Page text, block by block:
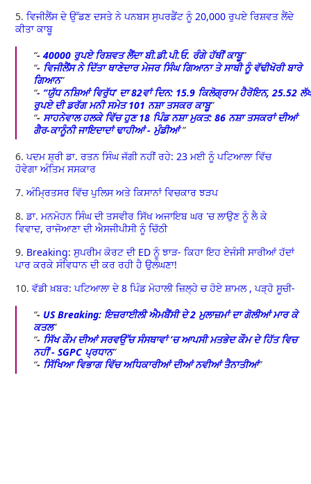
5.ਵਿਜੀਲੈਂਸ ਦੇ ਉੱਡਣ ਦਸਤੇ ਨੇ ਪਨਬਸ ਸੁਪਰਡੈਂਟ ਨੂੰ 20,000 ਰੁਪਏ ਰਿਸ਼ਵਤ ਲੈਂਦੇ
ਕੀਤਾ ਕਾਬੂ
-40000 ਰੁਪਏ ਰਿਸ਼ਵਤ ਲੈਂਦਾ ਬੀ.ਡੀ.ਪੀ.ਓ. ਰੰਗੇ ਹੱਥੀਂ ਕਾਬੂ
- ਵਿਜੀਲੈਂਸ ਨੇ ਦਿੱਤਾ ਥਾਣੇਦਾਰ ਮੇਜਰ ਸਿੰਘ ਗਿਆਨਾ ਤੇ ਸਾਥੀ ਨੂੰ ਵੱਢੀਖੋਰੀ ਬਾਰੇ
ਗਿਆਨ
- ‘‘ਯੁੱਧ ਨਸ਼ਿਆਂ ਵਿਰੁੱਧ’ ਦਾ 82ਵਾਂ ਦਿਨ: 15.9 ਕਿਲੋਗ੍ਰਾਮ ਹੈਰੋਇਨ, 25.52
ਰੁਪਏ ਦੀ ਡਰੱਗ ਮਨੀ ਸਮੇਤ 101 ਨਸ਼ਾ ਤਸਕਰ ਕਾਬੂ
- ਸਾਹਨੇਵਾਲ ਹਲਕੇ ਵਿੱਚ ਹੁਣ 18 ਪਿੰਡ ਨਸ਼ਾ ਮੁਕਤ: 86 ਨਸ਼ਾ ਤਸਕਰਾਂ ਦੀਆਂ
ਗੈਰ-ਕਾਨੂੰਨੀ ਜਾਇਦਾਦਾਂ ਢਾਹੀਆਂ - ਮੁੰਡੀਆਂ
6.ਪਦਮ ਸ਼੍ਰੀ ਡਾ. ਰਤਨ ਸਿੰਘ ਜੱਗੀ ਨਹੀਂ ਰਹੇ: 23 ਮਈ ਨੂੰ ਪਟਿਆਲਾ ਵਿੱਚ
ਹੋਵੇਗਾ ਅੰਤਿਮ ਸਸਕਾਰ
7.ਅੰਮ੍ਰਿਤਸਰ ਵਿੱਚ ਪੁਲਿਸ ਅਤੇ ਕਿਸਾਨਾਂ ਵਿਚਕਾਰ ਝੜਪ
8.ਡਾ. ਮਨਮੋਹਨ ਸਿੰਘ ਦੀ ਤਸਵੀਰ ਸਿੱਖ ਅਜਾਇਬ ਘਰ 'ਚ ਲਾਉਣ ਨੂੰ ਲੈ ਕੇ
ਵਿਵਾਦ, ਰਾਜੋਆਣਾ ਦੀ ਐਸਜੀਪੀਸੀ ਨੂੰ ਚਿੱਠੀ
9. Breaking: ਸੁਪਰੀਮ ਕੋਰਟ ਦੀ ED ਨੂੰ ਝਾੜ- ਕਿਹਾ ਇਹ ਏਜੰਸੀ ਸਾਰੀਆਂ ਹੱਦਾਂ
ਪਾਰ ਕਰਕੇ ਸੰਵਿਧਾਨ ਦੀ ਕਰ ਰਹੀ ਹੈ ਉਲੰਘਣਾ!
10.ਵੱਡੀ ਖ਼ਬਰ: ਪਟਿਆਲਾ ਦੇ 8 ਪਿੰਡ ਮੋਹਾਲੀ ਜ਼ਿਲ੍ਹੇ ਚ ਹੋਏ ਸ਼ਾਮਲ , ਪੜ੍ਹੋ ਸੂਚੀ-
- US Breaking: ਇਜ਼ਰਾਈਲੀ ਐਮਬੈਂਸੀ ਦੇ 2 ਮੁਲਾਜ਼ਮਾਂ ਦਾ ਗੋਲੀਆਂ ਮਾਰ ਕੇ
ਕਤਲ
- ਸਿੱਖ ਕੌਮ ਦੀਆਂ ਸਰਵਉੱਚ ਸੰਸਥਾਵਾਂ ’ਚ ਆਪਸੀ ਮਤਭੇਦ ਕੌਮ ਦੇ ਹਿੱਤ ਵਿਚ
ਨਹੀਂ - SGPC ਪ੍ਰਧਾਨ
- ਸਿੱਖਿਆ ਵਿਭਾਗ ਵਿੱਚ ਅਧਿਕਾਰੀਆਂ ਦੀਆਂ ਨਵੀਆਂ ਤੈਨਾਤੀਆਂ